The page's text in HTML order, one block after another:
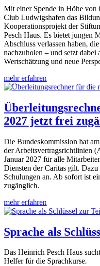
Mit einer Spende in Höhe von
Club Ludwigshafen das
Kooperationsprojekt der
Pesch Haus. Es bietet jungen
Abschluss verlassen haben,
nachzuholen – und setzt
Wertschätzung und neue
mehr erfahren
2027 jetzt frei
Die Bundeskommission hat
der Arbeitsvertragsrichtlinien
Januar 2027 für alle
Diensten der Caritas gilt.
Schulungen an. Ab sofort ist
zugänglich.
mehr erfahren
Sprache als
Das Heinrich Pesch Haus
Helfer für die Sprachkurse.